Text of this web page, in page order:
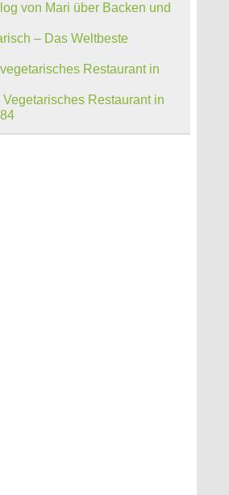
von Mari über Backen und
– Das Weltbeste
Restaurant in
Restaurant in